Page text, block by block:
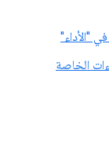
"الأداء"
الخاصة